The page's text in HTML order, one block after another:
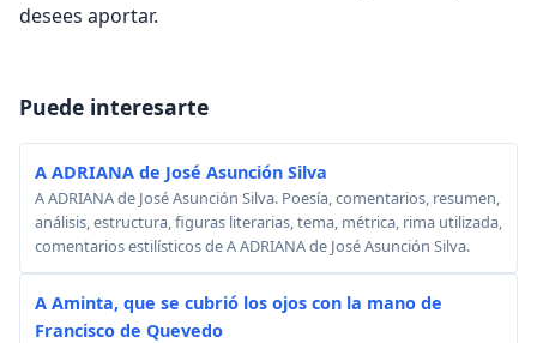
desees aportar.
Puede interesarte
A ADRIANA de José Asunción Silva
A ADRIANA de José Asunción Silva. Poesía, comentarios, resumen,
análisis, estructura, figuras literarias, tema, métrica, rima utilizada,
comentarios estilísticos de A ADRIANA de José Asunción Silva.
A Aminta, que se cubrió los ojos con la mano de
Francisco de Quevedo